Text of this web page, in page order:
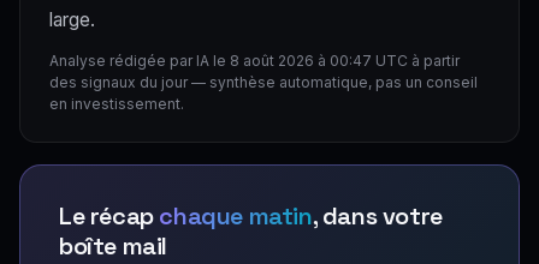
large.
Analyse rédigée par IA le 8 août 2026 à 00:47 UTC à partir
des signaux du jour — synthèse automatique, pas un conseil
en investissement.
Le récapchaque matin, dans votre
boîte mail